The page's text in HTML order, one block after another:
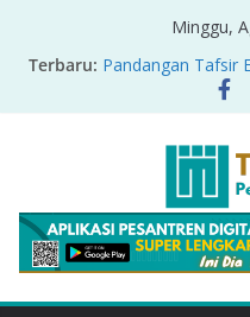
Minggu,
Terbaru: Pandangan Tafsir
Nikel di Raja Ampat
PRODUK RELASI
Sirah Nabawiyah
Oversharing dan
Ayat Bicara Soal
Menyikapi
Cerminan